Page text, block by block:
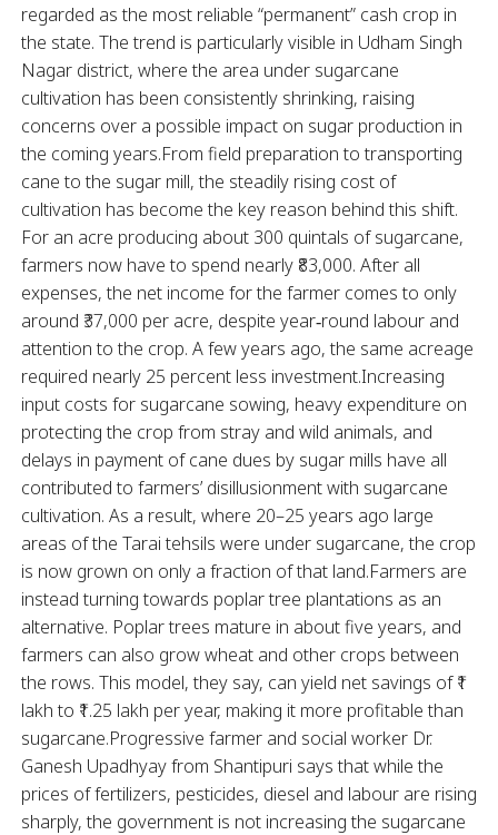
regarded as the most reliable “permanent” cash crop in
the state. The trend is particularly visible in Udham Singh
Nagar district, where the area under sugarcane
cultivation has been consistently shrinking, raising
concerns over a possible impact on sugar production in
the coming years.From field preparation to transporting
cane to the sugar mill, the steadily rising cost of
cultivation has become the key reason behind this shift.
For an acre producing about 300 quintals of sugarcane,
farmers now have to spend nearly ₹83,000. After all
expenses, the net income for the farmer comes to only
around ₹37,000 per acre, despite year‑round labour and
attention to the crop. A few years ago, the same acreage
required nearly 25 percent less investment.Increasing
input costs for sugarcane sowing, heavy expenditure on
protecting the crop from stray and wild animals, and
delays in payment of cane dues by sugar mills have all
contributed to farmers’ disillusionment with sugarcane
cultivation. As a result, where 20–25 years ago large
areas of the Tarai tehsils were under sugarcane, the crop
is now grown on only a fraction of that land.Farmers are
instead turning towards poplar tree plantations as an
alternative. Poplar trees mature in about five years, and
farmers can also grow wheat and other crops between
the rows. This model, they say, can yield net savings of ₹1
lakh to ₹1.25 lakh per year, making it more profitable than
sugarcane.Progressive farmer and social worker Dr.
Ganesh Upadhyay from Shantipuri says that while the
prices of fertilizers, pesticides, diesel and labour are rising
sharply, the government is not increasing the sugarcane